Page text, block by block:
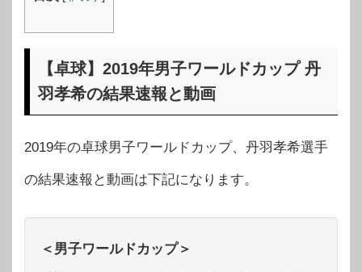
【卓球】2019年男子ワールドカップ 丹
羽孝希の結果速報と動画
2019年の卓球男子ワールドカップ、丹羽孝希選手
の結果速報と動画は下記になります。
＜男子ワールドカップ＞